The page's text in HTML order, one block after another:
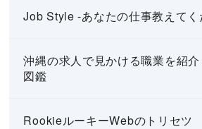
Job Style -あなたの仕事教えてく
沖縄の求人で見かける職業を紹
図鑑
RookieルーキーWebのトリセツ